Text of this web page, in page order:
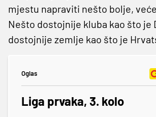
mjestu napraviti nešto bolje,
Nešto dostojnije kluba kao što je
dostojnije zemlje kao što je
Oglas
Liga prvaka, 3. kolo